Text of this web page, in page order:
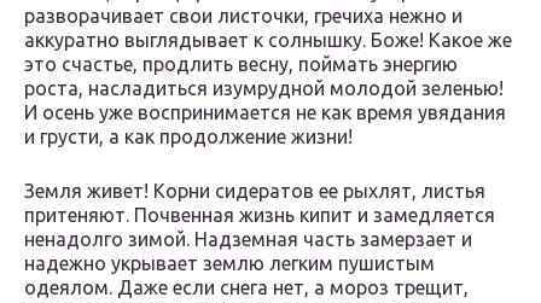
разворачивает свои листочки, гречиха нежно и
аккуратно выглядывает к солнышку. Боже! Какое же
это счастье, продлить весну, поймать энергию
роста, насладиться изумрудной молодой зеленью!
И осень уже воспринимается не как время увядания
и грусти, а как продолжение жизни!
Земля живет! Корни сидератов ее рыхлят, листья
притеняют. Почвенная жизнь кипит и замедляется
ненадолго зимой. Надземная часть замерзает и
надежно укрывает землю легким пушистым
одеялом. Даже если снега нет, а мороз трещит,